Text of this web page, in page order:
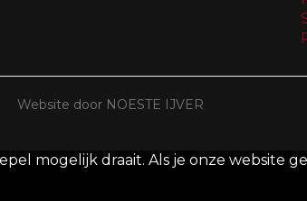
Website door NOESTE IJVER
mogelijk draait. Als je onze website